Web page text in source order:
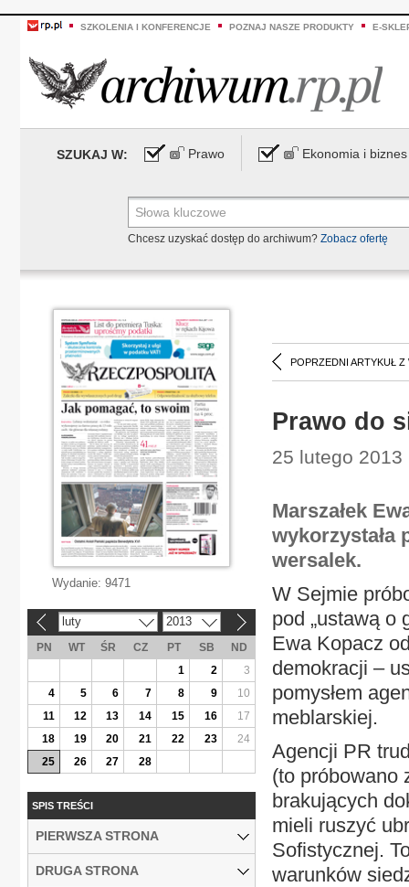
SZKOLENIA I KONFERENCJE POZNAJ NASZE PRODUKTY E-
SZUKAJ W: Prawo Ekonomia i biznes
Chcesz uzyskać dostęp do archiwum? Zobacz ofertę
POPRZEDNI ARTYKUŁ Z
Prawo do
25 lutego
Marszałek
wykorzystała
wersalek.
W Sejmie
pod „ustawą o
Ewa Kopacz
demokracji –
pomysłem
meblarskiej.
Agencji PR
(to próbowano
brakujących
mieli ruszyć
Sofistycznej.
warunków
Wydanie: 9471
luty 2013
PN WT ŚR CZ PT SB
ND
1
2
3
4
5 6 7 8 9
10
11
12 13 14 15 16
17
18
19 20 21 22 23
24
25
26 27 28
SPIS TREŚCI
PIERWSZA STRONA
DRUGA STRONA